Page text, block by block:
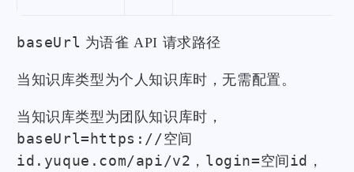
baseUrl 为语雀 API 请求路径
当知识库类型为个人知识库时，无需配置。
当知识库类型为团队知识库时，
baseUrl=https://空间
id.yuque.com/api/v2 ， login=空间id ，